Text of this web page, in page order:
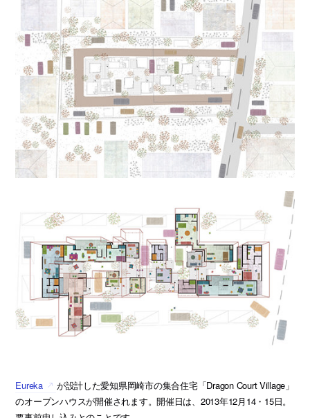
Eureka
が設計した愛知県岡崎市の集合住宅「Dragon Court Village」
のオープンハウスが開催されます。開催日は、2013年12月14・15日。